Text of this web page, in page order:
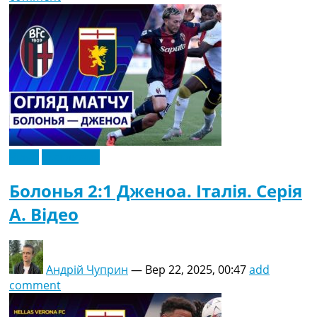
Болонья 2:1 Дженоа. Італія. Серія
A. Відео
Андрій Чуприн — Вер 22, 2025, 00:47add
comment